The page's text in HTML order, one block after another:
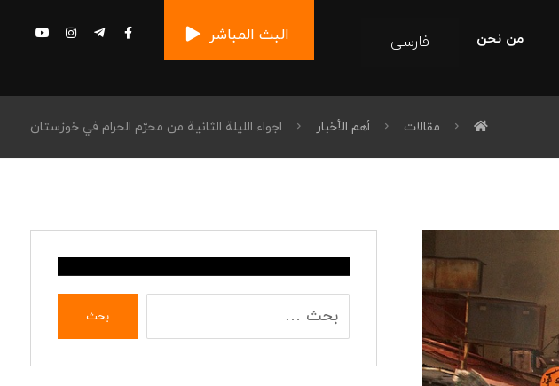
من نحن فارسی البث المباشر
مقالات أهم الأخبار اجواء الليلة الثانية من محرّم الحرام في خوزستان
بحث